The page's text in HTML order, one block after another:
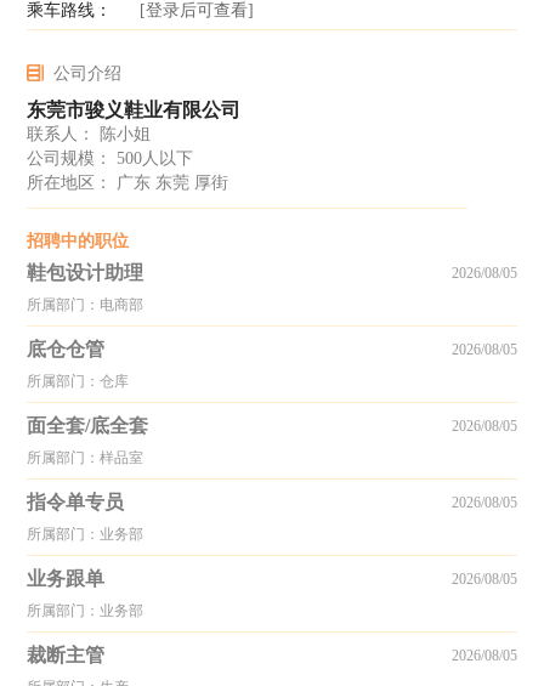
乘车路线：
[登录后可查看]
公司介绍
东莞市骏义鞋业有限公司
联系人： 陈小姐
公司规模： 500人以下
所在地区： 广东 东莞 厚街
招聘中的职位
鞋包设计助理
所属部门：电商部
2026/08/05
底仓仓管
所属部门：仓库
2026/08/05
面全套/底全套
所属部门：样品室
2026/08/05
指令单专员
所属部门：业务部
2026/08/05
业务跟单
所属部门：业务部
2026/08/05
裁断主管 2026/08/05